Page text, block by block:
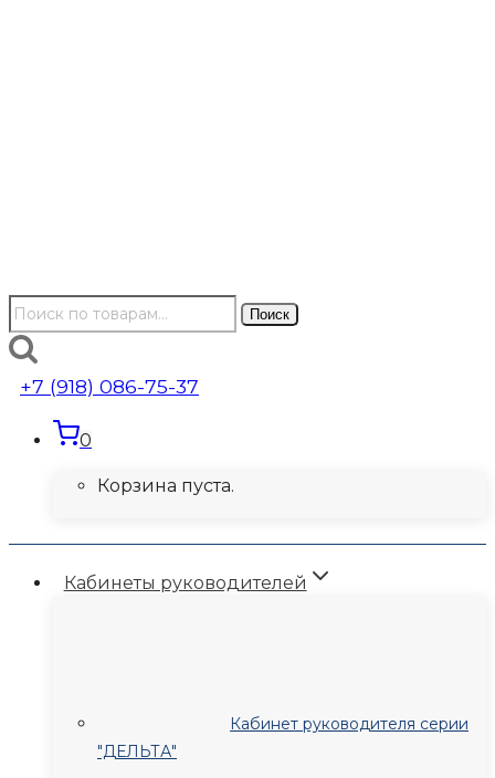
Искать: Поиск
+7 (918) 086-75-37
0
Корзина пуста.
Кабинеты руководителей
Кабинет руководителя серии
"ДЕЛЬТА"